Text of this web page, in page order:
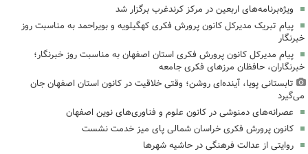
ویژه‌برنامه‌های اربعین در مرکز کرندغرب برگزار شد
پیام تبریک مدیرکل کانون پرورش فکری کهگیلویه و بویراحمد به مناسبت روز
خبرنگار
پیام مدیرکل کانون پرورش فکری استان اصفهان به مناسبت روز خبرنگار؛
خبرنگاران، حافظان مرزهای فکری جامعه
تابستانی پویا، آینده‌ای روشن؛ وقتی خلاقیت در کانون استان اصفهان جان
می‌گیرد
عصرانه‌های دمنوشی در کانون علوم و فناوری‌های نوین اصفهان
کانون پرورش فکری خراسان شمالی پای میز خدمت نشست
روایتی از عدالت فرهنگی در حاشیه شهرها